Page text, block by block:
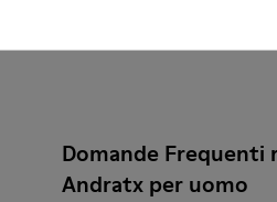
Domande Frequenti
Andratx per uomo